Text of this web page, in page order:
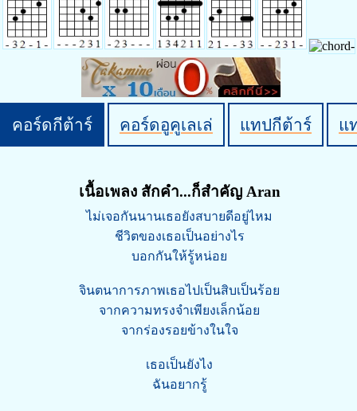
คอร์ดกีต้าร์ คอร์ดอูคูเลเล่ แทปกีต้าร์ แ
เนื้อเพลง สักคำ...ก็สำคัญ Aran
ไม่เจอกันนานเธอยังสบายดีอยู่ไหม
ชีวิตของเธอเป็นอย่างไร
บอกกันให้รู้หน่อย
จินตนาการภาพเธอไปเป็นสิบเป็นร้อย
จากความทรงจำเพียงเล็กน้อย
จากร่องรอยข้างในใจ
เธอเป็นยังไง
ฉันอยากรู้